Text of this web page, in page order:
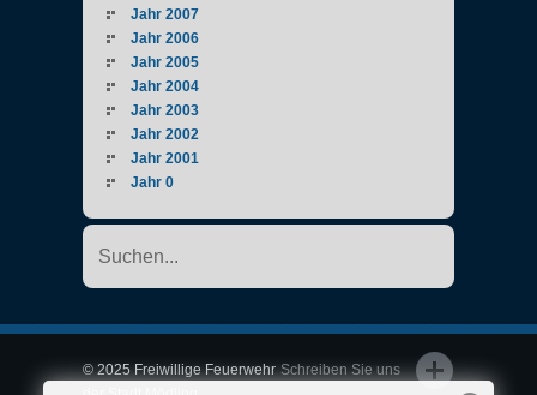
Jahr 2007
Jahr 2006
Jahr 2005
Jahr 2004
Jahr 2003
Jahr 2002
Jahr 2001
Jahr 0
Schreiben Sie uns
© 2025 Freiwillige Feuerwehr